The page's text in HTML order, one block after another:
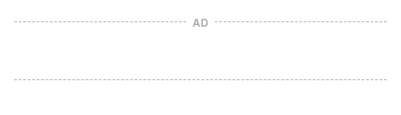
AD